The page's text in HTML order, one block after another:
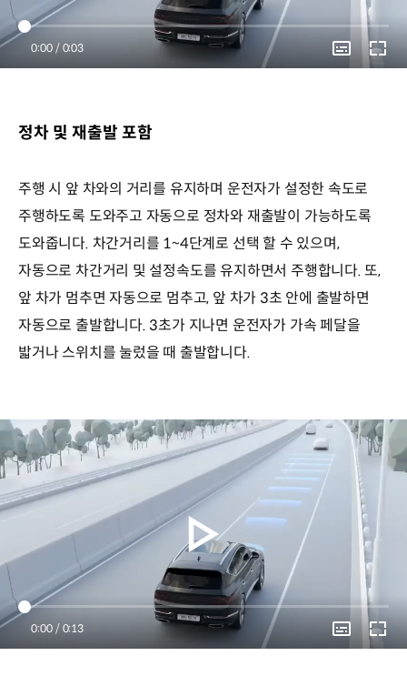
Current
Time
0:00 / Duration
0:03
정차 및 재출발 포함
주행 시 앞 차와의 거리를 유지하며 운전자가 설정한 속도로
주행하도록 도와주고 자동으로 정차와 재출발이 가능하도록
도와줍니다. 차간거리를 1~4단계로 선택 할 수 있으며,
자동으로 차간거리 및 설정속도를 유지하면서 주행합니다. 또,
앞 차가 멈추면 자동으로 멈추고, 앞 차가 3초 안에 출발하면
자동으로 출발합니다. 3초가 지나면 운전자가 가속 페달을
밟거나 스위치를 눌렀을 때 출발합니다.
Current
Time
0:00 / Duration
0:13